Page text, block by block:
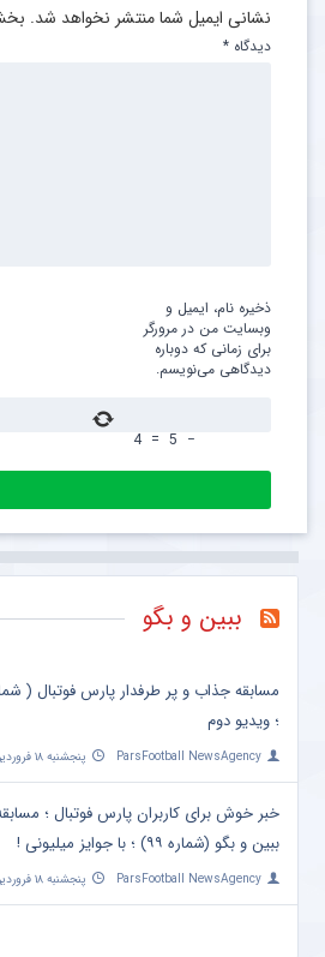
نشانی ایمیل شما منتشر نخواهد شد.
دیدگاه *
ذخیره نام، ایمیل و
وبسایت من در مرورگر
برای زمانی که دوباره
دیدگاهی می‌نویسم.
−
5
=
4
ببین و بگو
؛ ویدیو دوم
ParsFootball NewsAgency پنجشنبه ۱۸ فروردین ۱۴۰۱ | ۱۳:۲۶
خبر خوش برای کاربران پارس فوتبال ؛
ببین و بگو (شماره ۹۹) ؛ با جوایز میلیونی !
ParsFootball NewsAgency پنجشنبه ۱۸ فروردین ۱۴۰۱ | ۱۲:۵۸